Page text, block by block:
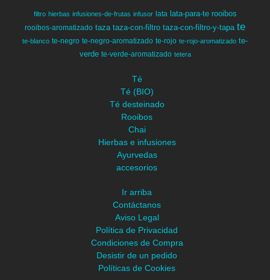
filtro hierbas infusiones-de-frutas infusor lata lata-para-te rooibos
rooibos-aromatizado taza taza-con-filtro taza-con-filtro-y-tapa te
te-blanco te-negro te-negro-aromatizado te-rojo te-rojo-aromatizado te-
verde te-verde-aromatizado tetera
Té
Té (BIO)
Té desteinado
Rooibos
Chai
Hierbas e infusiones
Ayurvedas
accesorios
Ir arriba
Contáctanos
Aviso Legal
Política de Privacidad
Condiciones de Compra
Desistir de un pedido
Políticas de Cookies